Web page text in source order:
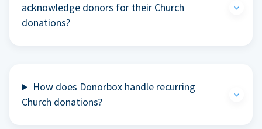
acknowledge donors for their Church
donations?
How does Donorbox handle recurring
Church donations?